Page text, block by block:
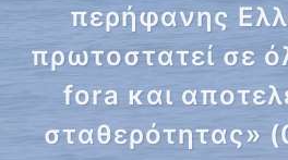
περήφανης
πρωτοστατεί σε
fora και
σταθερότητας»